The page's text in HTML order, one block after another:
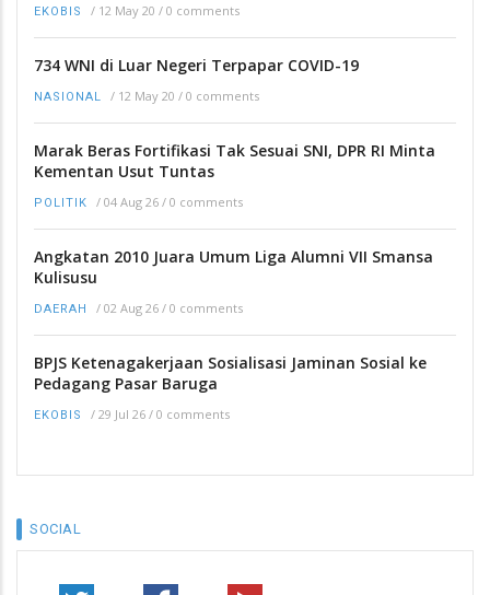
EKOBIS / 12 May 20 / 0 comments
734 WNI di Luar Negeri Terpapar COVID-19
NASIONAL / 12 May 20 / 0 comments
Marak Beras Fortifikasi Tak Sesuai SNI, DPR RI Minta
Kementan Usut Tuntas
POLITIK / 04 Aug 26 / 0 comments
Angkatan 2010 Juara Umum Liga Alumni VII Smansa
Kulisusu
DAERAH / 02 Aug 26 / 0 comments
BPJS Ketenagakerjaan Sosialisasi Jaminan Sosial ke
Pedagang Pasar Baruga
EKOBIS / 29 Jul 26 / 0 comments
SOCIAL